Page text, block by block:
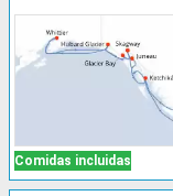
Comidas incluidas